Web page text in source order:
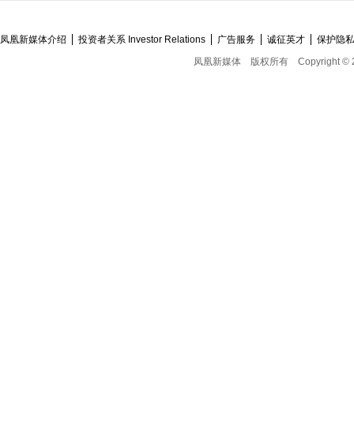
凤凰新媒体介绍 投资者关系 Investor Relations 广告服务 诚征英才
保护隐
凤凰新媒体
版权所有 Copyright ©